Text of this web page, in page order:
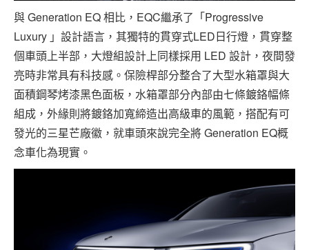
與 Generation EQ 相比，EQC繼承了「Progressive
Luxury 」設計語言，其獨特的貫穿式LED日行燈，貫穿整
個車頭上半部，大燈組設計上同樣採用 LED 設計，夜間發
亮時非常具有科技感。保險桿部分整合了大型水箱罩與大
面積鋼琴烤漆黑色面板，水箱罩部分內部由七條鍍鉻幅條
組成，外緣則將鍍鉻加寬締造出高級車的風範，搭配有可
發光的三星芒廠徽，就車頭來說完全將 Generation EQ概
念車化為現實。